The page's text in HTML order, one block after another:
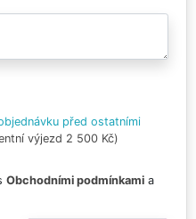
před ostatními
výjezd 2 500 Kč)
Obchodními podmínkami a